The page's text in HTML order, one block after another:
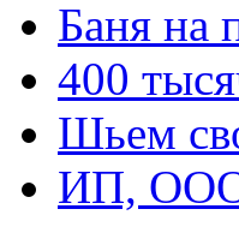
Баня на
400
Шьем
ИП,